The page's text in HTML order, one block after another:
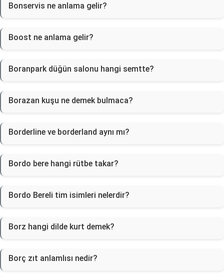
Bonservis ne anlama gelir?
Boost ne anlama gelir?
Boranpark düğün salonu hangi semtte?
Borazan kuşu ne demek bulmaca?
Borderline ve borderland aynı mı?
Bordo bere hangi rütbe takar?
Bordo Bereli tim isimleri nelerdir?
Borz hangi dilde kurt demek?
Borç zıt anlamlısı nedir?